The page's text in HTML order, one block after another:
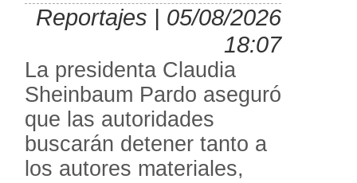
Reportajes | 05/08/2026
18:07
La presidenta Claudia
Sheinbaum Pardo aseguró
que las autoridades
buscarán detener tanto a
los autores materiales,